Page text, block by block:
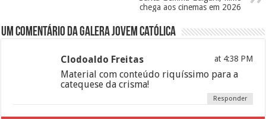
chega aos cinemas em 2026
Um comentário da galera jovem católica
Clodoaldo Freitas at 4:38 PM
Material com conteúdo riquíssimo para a
catequese da crisma!
Responder